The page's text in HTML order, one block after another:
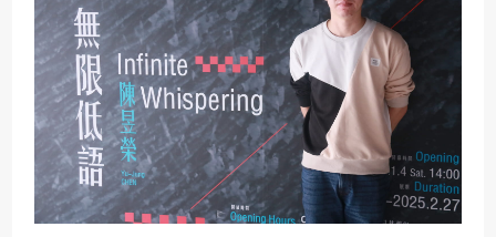
SDG4
SDG5
SDG6
SDG7
SDG8
SDG9